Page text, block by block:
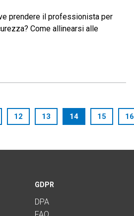
prendere il professionista per
Come allinearsi alle
12 13 14 15 16
GDPR
DPA